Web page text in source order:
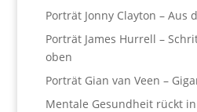
Porträt Jonny Clayton – Aus
Porträt James Hurrell –
oben
Porträt Gian van Veen –
Mentale Gesundheit rückt